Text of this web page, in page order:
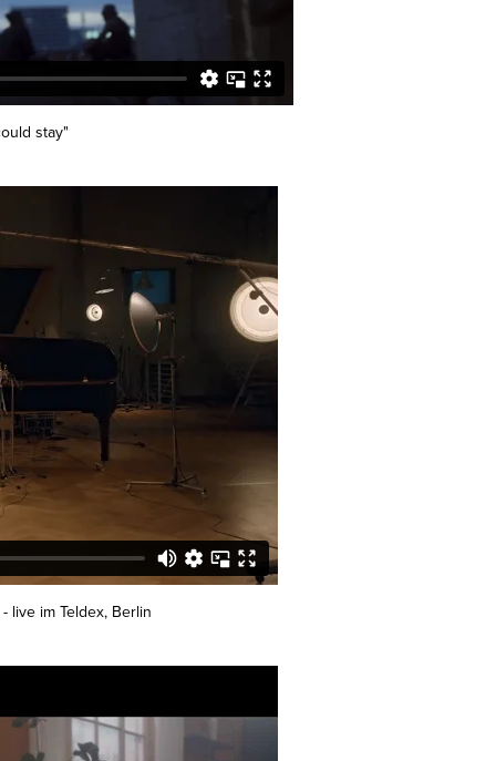
stay"
live im Teldex, Berlin